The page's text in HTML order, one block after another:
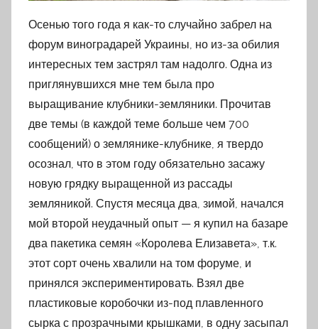
Осенью того года я как-то случайно забрел на
форум виноградарей Украины, но из-за обилия
интересных тем застрял там надолго. Одна из
приглянувшихся мне тем была про
выращивание клубники-земляники. Прочитав
две темы (в каждой теме больше чем 700
сообщений) о землянике-клубнике, я твердо
осознал, что в этом году обязательно засажу
новую грядку выращенной из рассады
земляникой. Спустя месяца два, зимой, начался
мой второй неудачный опыт — я купил на базаре
два пакетика семян «Королева Елизавета», т.к.
этот сорт очень хвалили на том форуме, и
принялся экспериментировать. Взял две
пластиковые коробочки из-под плавленного
сырка с прозрачными крышками, в одну засыпал